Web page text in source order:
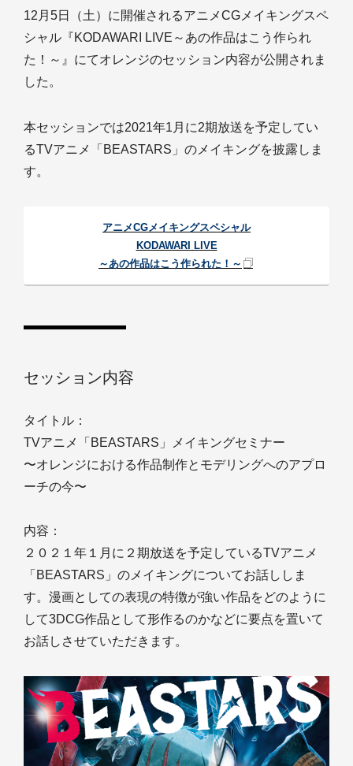
12月5日（土）に開催されるアニメCGメイキングスペ
シャル『KODAWARI LIVE～あの作品はこう作られ
た！～』にてオレンジのセッション内容が公開されま
した。
本セッションでは2021年1月に2期放送を予定してい
るTVアニメ「BEASTARS」のメイキングを披露しま
す。
アニメCGメイキングスペシャル
KODAWARI LIVE
～あの作品はこう作られた！～
セッション内容
タイトル：
TVアニメ「BEASTARS」メイキングセミナー
〜オレンジにおける作品制作とモデリングへのアプロ
ーチの今〜
内容：
２０２１年１月に２期放送を予定しているTVアニメ
「BEASTARS」のメイキングについてお話ししま
す。漫画としての表現の特徴が強い作品をどのように
して3DCG作品として形作るのかなどに要点を置いて
お話しさせていただきます。